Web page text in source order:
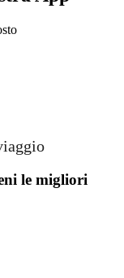
le migliori